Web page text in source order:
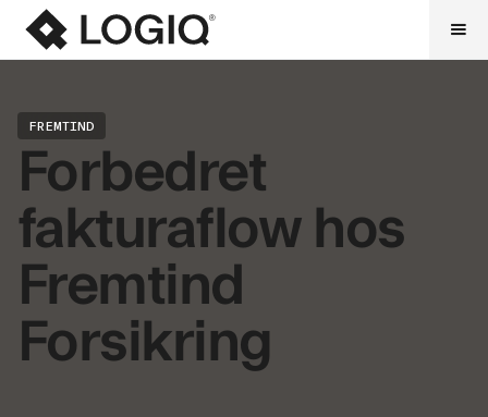
FREMTIND
Forbedret
fakturaflow hos
Fremtind
Forsikring